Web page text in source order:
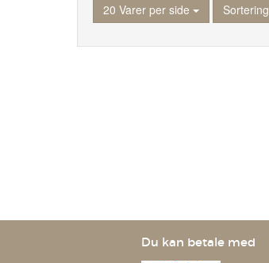
20 Varer per side Sortering
Du kan betale med